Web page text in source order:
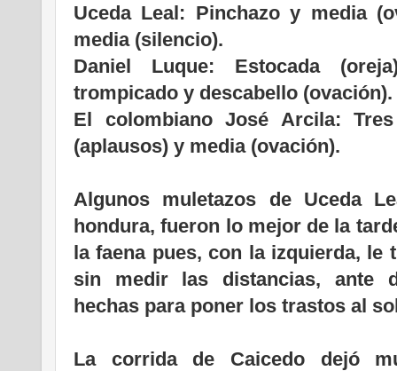
Uceda Leal: Pinchazo y media
media (silencio).
Daniel Luque: Estocada
trompicado y descabello (ovación).
El colombiano José Arcila:
(aplausos) y media (ovación).
Algunos muletazos de Uceda
hondura, fueron lo mejor de la
la faena pues, con la izquierda, le
sin medir las distancias, ante
hechas para poner los trastos al
La corrida de Caicedo dejó